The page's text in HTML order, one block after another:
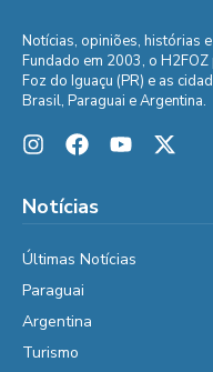
Notícias, opiniões, histórias
Fundado em 2003, o
Foz do Iguaçu (PR) e as
Brasil, Paraguai e Argentina.
Notícias
Últimas Notícias
Paraguai
Argentina
Turismo